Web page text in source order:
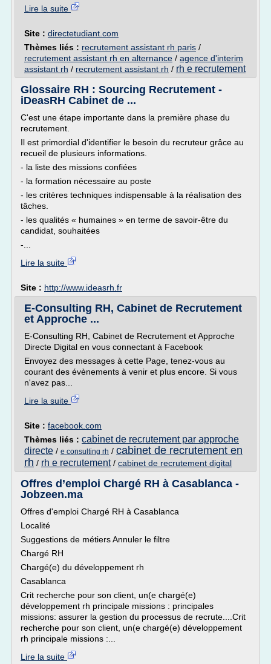
Lire la suite
Site : directetudiant.com
Thèmes liés : recrutement assistant rh paris /
recrutement assistant rh en alternance / agence d'interim
assistant rh / recrutement assistant rh / rh e recrutement
Glossaire RH : Sourcing Recrutement -
iDeasRH Cabinet de ...
C'est une étape importante dans la première phase du
recrutement.
Il est primordial d'identifier le besoin du recruteur grâce au
recueil de plusieurs informations.
- la liste des missions confiées
- la formation nécessaire au poste
- les critères techniques indispensable à la réalisation des
tâches.
- les qualités « humaines » en terme de savoir-être du
candidat, souhaitées
-...
Lire la suite
Site : http://www.ideasrh.fr
E-Consulting RH, Cabinet de Recrutement
et Approche ...
E-Consulting RH, Cabinet de Recrutement et Approche
Directe Digital en vous connectant à Facebook
Envoyez des messages à cette Page, tenez-vous au
courant des évènements à venir et plus encore. Si vous
n'avez pas...
Lire la suite
Site : facebook.com
Thèmes liés : cabinet de recrutement par approche
directe / e consulting rh / cabinet de recrutement en
rh / rh e recrutement/ cabinet de recrutement digital
Offres d’emploi Chargé RH à Casablanca -
Jobzeen.ma
Offres d'emploi Chargé RH à Casablanca
Localité
Suggestions de métiers Annuler le filtre
Chargé RH
Chargé(e) du développement rh
Casablanca
Crit recherche pour son client, un(e chargé(e)
développement rh principale missions : principales
missions: assurer la gestion du processus de recrute....Crit
recherche pour son client, un(e chargé(e) développement
rh principale missions :...
Lire la suite